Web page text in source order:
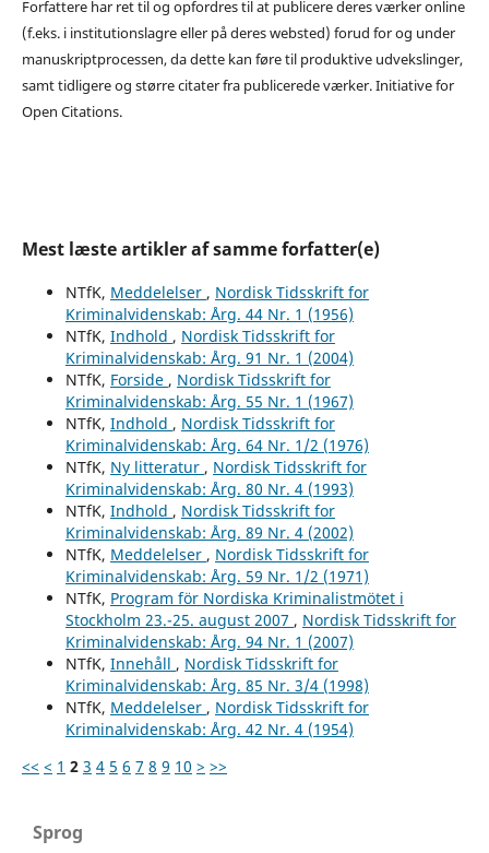
Forfattere har ret til og opfordres til at publicere deres værker online
(f.eks. i institutionslagre eller på deres websted) forud for og under
manuskriptprocessen, da dette kan føre til produktive udvekslinger,
samt tidligere og større citater fra publicerede værker. Initiative for
Open Citations.
Mest læste artikler af samme forfatter(e)
NTfK, Meddelelser , Nordisk Tidsskrift for
Kriminalvidenskab: Årg. 44 Nr. 1 (1956)
NTfK, Indhold , Nordisk Tidsskrift for
Kriminalvidenskab: Årg. 91 Nr. 1 (2004)
NTfK, Forside , Nordisk Tidsskrift for
Kriminalvidenskab: Årg. 55 Nr. 1 (1967)
NTfK, Indhold , Nordisk Tidsskrift for
Kriminalvidenskab: Årg. 64 Nr. 1/2 (1976)
NTfK, Ny litteratur , Nordisk Tidsskrift for
Kriminalvidenskab: Årg. 80 Nr. 4 (1993)
NTfK, Indhold , Nordisk Tidsskrift for
Kriminalvidenskab: Årg. 89 Nr. 4 (2002)
NTfK, Meddelelser , Nordisk Tidsskrift for
Kriminalvidenskab: Årg. 59 Nr. 1/2 (1971)
NTfK, Program för Nordiska Kriminalistmötet i
Stockholm 23.-25. august 2007 , Nordisk Tidsskrift for
Kriminalvidenskab: Årg. 94 Nr. 1 (2007)
NTfK, Innehåll , Nordisk Tidsskrift for
Kriminalvidenskab: Årg. 85 Nr. 3/4 (1998)
NTfK, Meddelelser , Nordisk Tidsskrift for
Kriminalvidenskab: Årg. 42 Nr. 4 (1954)
<< < 1 2 3 4 5 6 7 8 9 10 > >>
Sprog